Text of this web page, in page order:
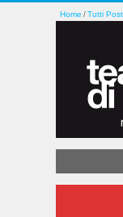
Home Tutti